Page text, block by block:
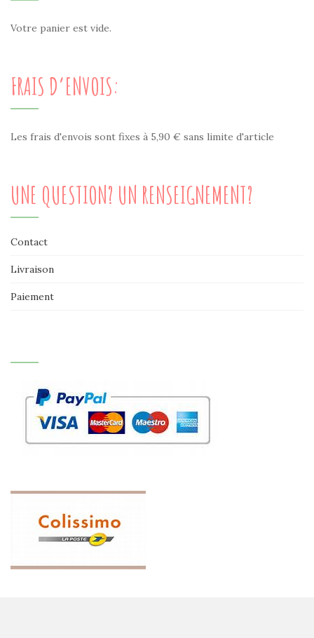
Votre panier est vide.
FRAIS D’ENVOIS:
Les frais d'envois sont fixes à 5,90 € sans limite d'article
UNE QUESTION? UN RENSEIGNEMENT?
Contact
Livraison
Paiement